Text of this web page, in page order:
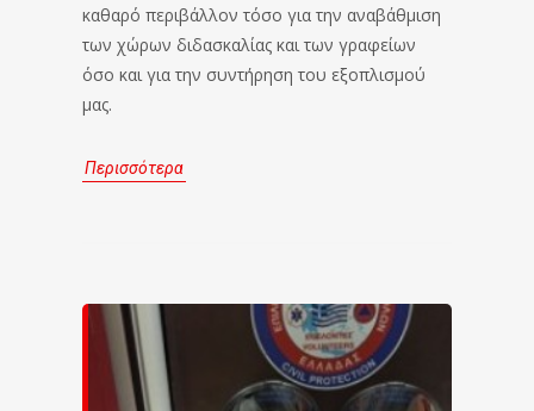
καθαρό περιβάλλον τόσο για την αναβάθμιση
των χώρων διδασκαλίας και των γραφείων
όσο και για την συντήρηση του εξοπλισμού
μας.
Περισσότερα